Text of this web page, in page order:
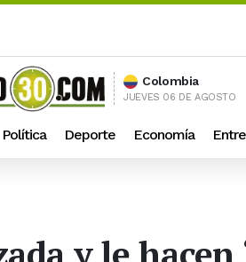
Colombia
JUEVES 06 DE AGOSTO
Política Deporte Economía